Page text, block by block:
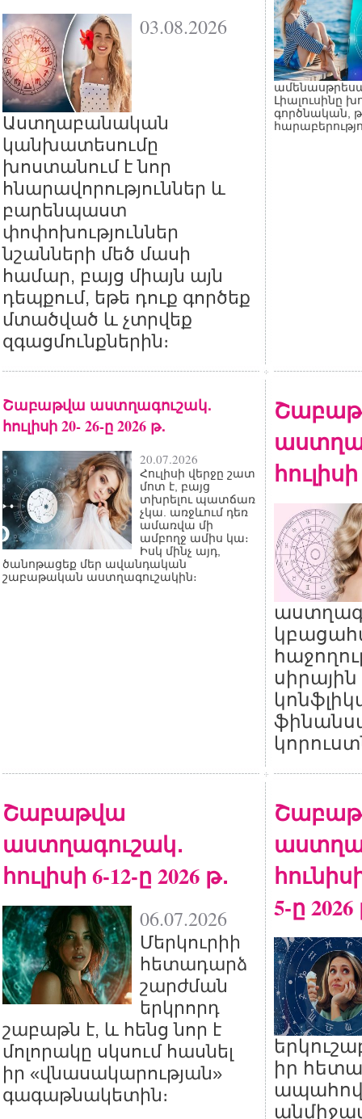
03.08.2026
Աստղաբանական
կանխատեսումը
խոստանում է նոր
հնարավորություններ և
բարենպաստ
փոփոխություններ
նշանների մեծ մասի
համար, բայց միայն այն
դեպքում, եթե դուք գործեք
մտածված և չտրվեք
զգացմունքներին։
Լիալուսինը
գործնական,
Շաբաթվա աստղագուշակ․
հուլիսի 20- 26-ը 2026 թ․
20.07.2026
Հուլիսի վերջը շատ
մոտ է, բայց
տխրելու պատճառ
չկա. առջևում դեռ
ամառվա մի
ամբողջ ամիս կա։
Իսկ մինչ այդ,
ծանոթացեք մեր ավանդական
շաբաթական աստղագուշակին։
սիրային
Շաբաթվա
աստղագուշակ․
հուլիսի 6-12-ը 2026 թ․
06.07.2026
Մերկուրիի
հետադարձ
շարժման
երկրորդ
շաբաթն է, և հենց նոր է
մոլորակը սկսում հասնել
իր «վնասակարության»
գագաթնակետին։
5-ը 2026
իր